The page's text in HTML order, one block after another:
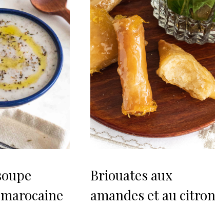
Briouates aux
amandes et au citron